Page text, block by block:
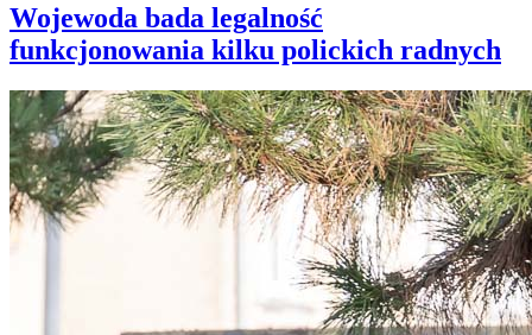
Wojewoda bada legalność
funkcjonowania kilku polickich radnych